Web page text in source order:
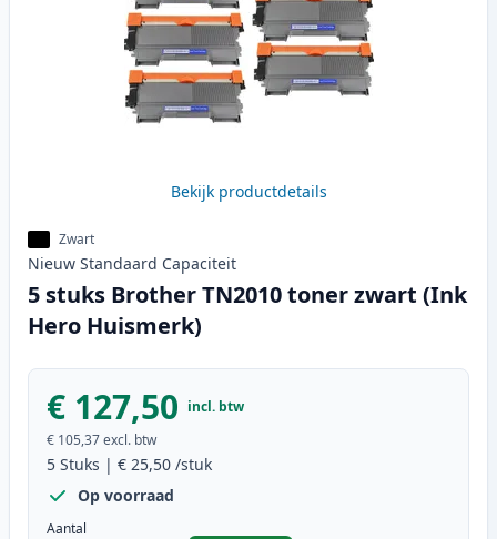
Bekijk productdetails
Zwart
Nieuw Standaard Capaciteit
5 stuks Brother TN2010 toner zwart (Ink
Hero Huismerk)
€ 127,50 incl. btw
€ 105,37excl. btw
5 Stuks | € 25,50 /stuk
Op voorraad
Aantal